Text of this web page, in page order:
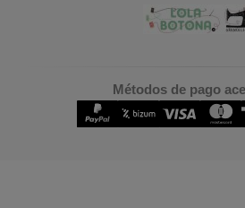
Métodos de pago